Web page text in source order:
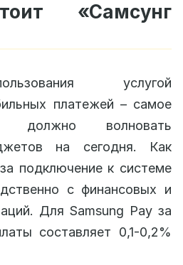
«Самсунг
услугой
платежей – самое
должно волновать
на сегодня. Как
подключение к системе
с финансовых и
Для Samsung Pay за
составляет 0,1-0,2%